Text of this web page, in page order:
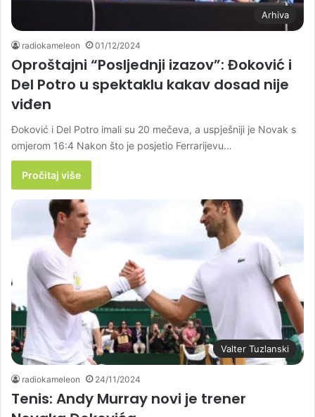
Arhiva
radiokameleon 01/12/2024
Oproštajni “Posljednji izazov”: Đoković i
Del Potro u spektaklu kakav dosad nije
viđen
Đoković i Del Potro imali su 20 mečeva, a uspješniji je Novak s
omjerom 16:4 Nakon što je posjetio Ferrarijevu…
Pročitaj više
Valter Tuzlanski
radiokameleon 24/11/2024
Tenis: Andy Murray novi je trener